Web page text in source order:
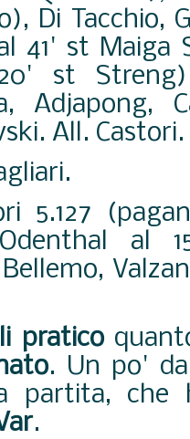
Di Tacchio,
41' st Maiga
st
Adjapong,
All. Castori.
5.127
Odenthal al
pratico
. Un po'
partita, che
.